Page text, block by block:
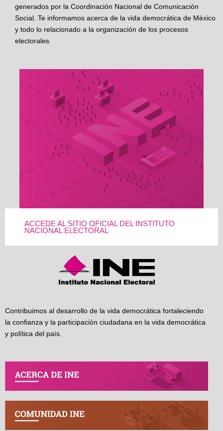
generados por la Coordinación Nacional de Comunicación
Social. Te informamos acerca de la vida democrática de México
y todo lo relacionado a la organización de los procesos
electorales
ACCEDE AL SITIO OFICIAL DEL INSTITUTO
NACIONAL ELECTORAL
Contribuimos al desarrollo de la vida democrática fortaleciendo
la confianza y la participación ciudadana en la vida democrática
y política del país.